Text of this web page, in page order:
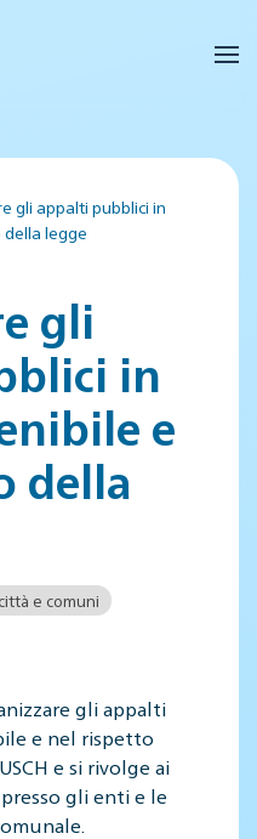
gli appalti pubblici in
legge
gli
in
e
della
città e comuni
gli appalti
e nel rispetto
e si rivolge ai
gli enti e le